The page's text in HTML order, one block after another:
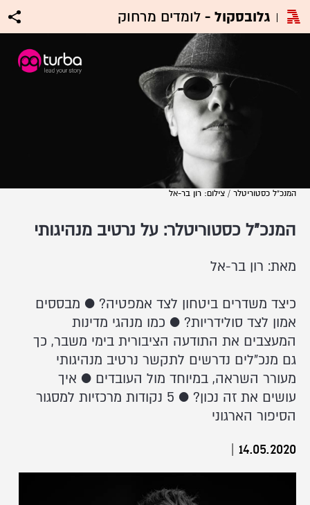
גלובסקול - לומדים מרחוק
המנכ"ל כסטוריטלר / צילום: רון בר-אל
המנכ"ל כסטוריטלר: על נרטיב מנהיגותי
מאת: רון בר-אל
כיצד משדרים ביטחון לצד אמפטיה? ● מבססים
אמון לצד סולידריות? ● כמו מנהגי מדינות
המעצבים את התודעה הציבורית בימי משבר, כך
גם מנכ"לים נדרשים לתקשר נרטיב מנהיגותי
מעורר השראה, במיוחד מול העובדים ● איך
עושים את זה נכון? ● 5 נקודות מרכזיות למסגור
הסיפור הארגוני
14.05.2020
|